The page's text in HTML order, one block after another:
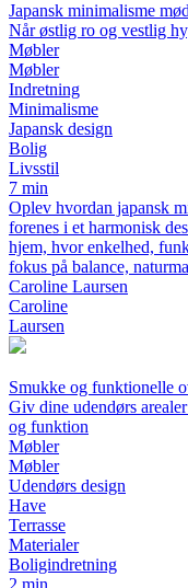
Japansk minimalisme
Når østlig ro og vestlig
Møbler
Møbler
Indretning
Minimalisme
Japansk design
Bolig
Livsstil
7 min
Oplev hvordan japansk
forenes i et harmonisk
hjem, hvor enkelhed,
fokus på balance,
Caroline Laursen
Caroline
Laursen
Smukke og funktionelle
Giv dine udendørs
og funktion
Møbler
Møbler
Udendørs design
Have
Terrasse
Materialer
Boligindretning